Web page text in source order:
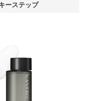
ーステップ